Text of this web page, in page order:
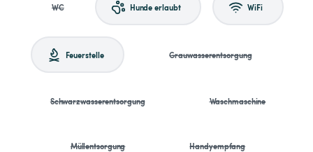
WC Hunde erlaubt WiFi
Feuerstelle Grauwasserentsorgung
Schwarzwasserentsorgung Waschmaschine
Müllentsorgung Handyempfang